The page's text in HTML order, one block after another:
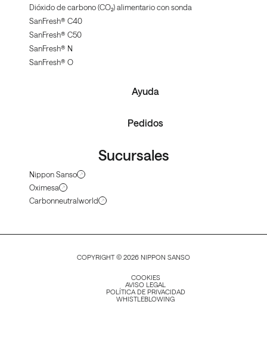
Dióxido de carbono (CO₂) alimentario con sonda
SanFresh® C40
SanFresh® C50
SanFresh® N
SanFresh® O
Ayuda
Pedidos
Sucursales
Nippon Sanso
Oximesa
Carbonneutralworld
COPYRIGHT © 2026 NIPPON SANSO
COOKIES
AVISO LEGAL
POLÍTICA DE PRIVACIDAD
WHISTLEBLOWING